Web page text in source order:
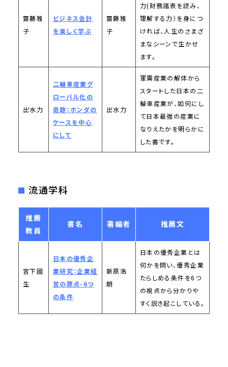
齋藤雅
子
ビジネス会計
を楽しく学ぶ
齋藤雅
子
力(財務諸表を読み、
理解する力）を身につ
ければ、人生のさまざ
まなシーンで生かせ
ます。
出水力
二輪車産業グ
ローバル化の
奇跡：ホンダの
ケースを中心
にして
出水力
軍需産業の解体から
スタートした日本の二
輪車産業が、如何にし
て日本最強の産業に
なりえたかを明らかに
した書です。
流通学科
推薦
教員
書名 著編者 推薦文
宮下國
生
日本の優秀企
業研究：企業経
営の原点-6つ
の条件
新原浩
朗
日本の優秀企業とは
何かを問い、優秀企業
たらしめる条件を6つ
の視点から分かりや
すく説き起こしている。